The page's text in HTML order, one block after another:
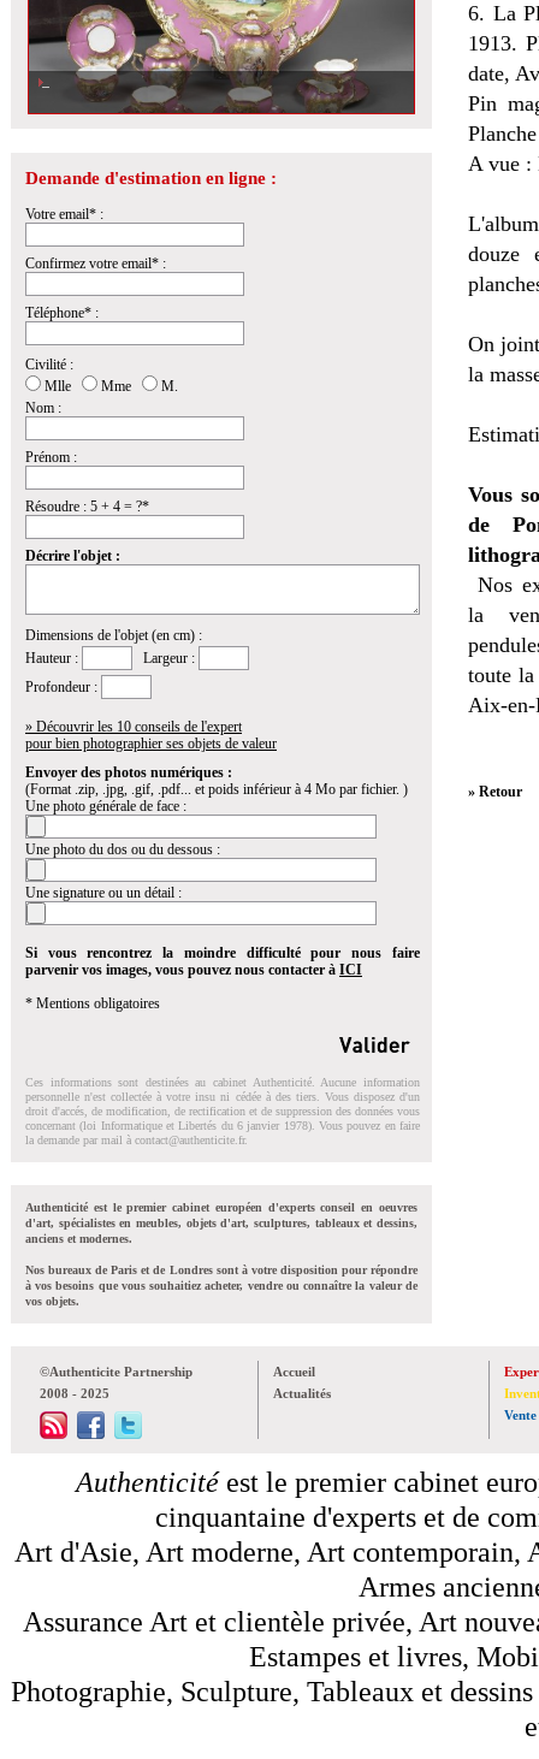
Demande d'estimation en ligne :
Votre email* :
Confirmez votre email* :
Téléphone* :
Civilité :
Mlle
Mme
M.
Nom :
Prénom :
Résoudre : 5 + 4 = ?*
Décrire l'objet :
Dimensions de l'objet (en cm) :
Hauteur :
Largeur :
Profondeur :
» Découvrir les 10 conseils de l'expert
pour bien photographier ses objets de valeur
Envoyer des photos numériques :
(Format .zip, .jpg, .gif, .pdf... et poids inférieur à 4 Mo par fichier. )
Une photo générale de face :
Une photo du dos ou du dessous :
Une signature ou un détail :
Si vous rencontrez la moindre difficulté pour nous faire
parvenir vos images, vous pouvez nous contacter à ICI
* Mentions obligatoires
Ces informations sont destinées au cabinet Authenticité. Aucune information
personnelle n'est collectée à votre insu ni cédée à des tiers. Vous disposez d'un
droit d'accés, de modification, de rectification et de suppression des données vous
concernant (loi Informatique et Libertés du 6 janvier 1978). Vous pouvez en faire
la demande par mail à contact@authenticite.fr.
Authenticité est le premier cabinet européen d'experts conseil en oeuvres
d'art, spécialistes en meubles, objets d'art, sculptures, tableaux et dessins,
anciens et modernes.
Nos bureaux de Paris et de Londres sont à votre disposition pour répondre
à vos besoins que vous souhaitiez acheter, vendre ou connaître la valeur de
vos objets.
6. La
1913.
date,
Pin
A vue :
douze
On
la
Vous
de
Nos
la
toute
Aix-en-
» Retour
©Authenticite Partnership
2008 - 2025
Accueil
Actualités
Vente
Authenticitéest le premier cabinet
cinquantaine d'experts et de
Art d'Asie, Art moderne, Art contemporain,
Armes
Assurance Art et clientèle privée, Art
Estampes et livres,
Photographie, Sculpture, Tableaux et